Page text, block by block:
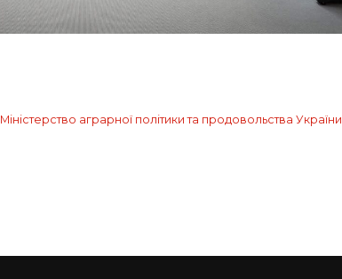
Міністерство аграрної політики та продовольства України